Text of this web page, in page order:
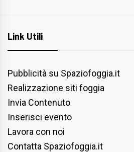
Link Utili
Pubblicità su Spaziofoggia.it
Realizzazione siti foggia
Invia Contenuto
Inserisci evento
Lavora con noi
Contatta Spaziofoggia.it